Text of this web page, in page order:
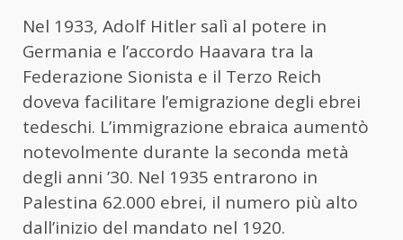
Nel 1933, Adolf Hitler salì al potere in
Germania e l’accordo Haavara tra la
Federazione Sionista e il Terzo Reich
doveva facilitare l’emigrazione degli ebrei
tedeschi. L’immigrazione ebraica aumentò
notevolmente durante la seconda metà
degli anni ’30. Nel 1935 entrarono in
Palestina 62.000 ebrei, il numero più alto
dall’inizio del mandato nel 1920.